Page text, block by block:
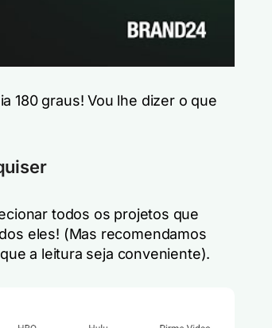
180 graus! Vou lhe dizer o que
todos os projetos que
eles! (Mas recomendamos
a leitura seja conveniente).